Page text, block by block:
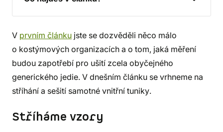
V prvním článku jste se dozvěděli něco málo
o kostýmových organizacích a o tom, jaká měření
budou zapotřebí pro ušití zcela obyčejného
generického jedie. V dnešním článku se vrhneme na
stříhání a sešití samotné vnitřní tuniky.
Stříháme vzory